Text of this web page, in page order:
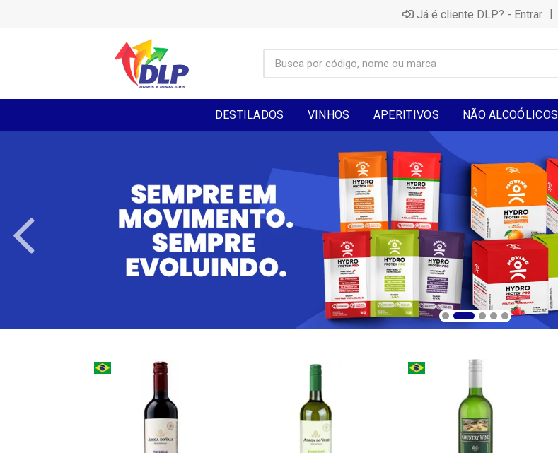
Já é cliente DLP? - Entrar |
DESTILADOS VINHOS APERITIVOS NÃO ALCOÓLICOS